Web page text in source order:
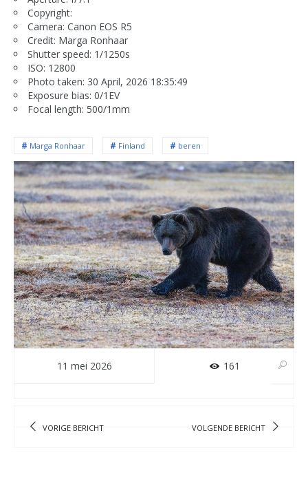
Copyright:
Camera: Canon EOS R5
Credit: Marga Ronhaar
Shutter speed: 1/1250s
ISO: 12800
Photo taken: 30 April, 2026 18:35:49
Exposure bias: 0/1EV
Focal length: 500/1mm
Marga Ronhaar Finland beren
11 mei 2026 161
VORIGE BERICHT VOLGENDE BERICHT